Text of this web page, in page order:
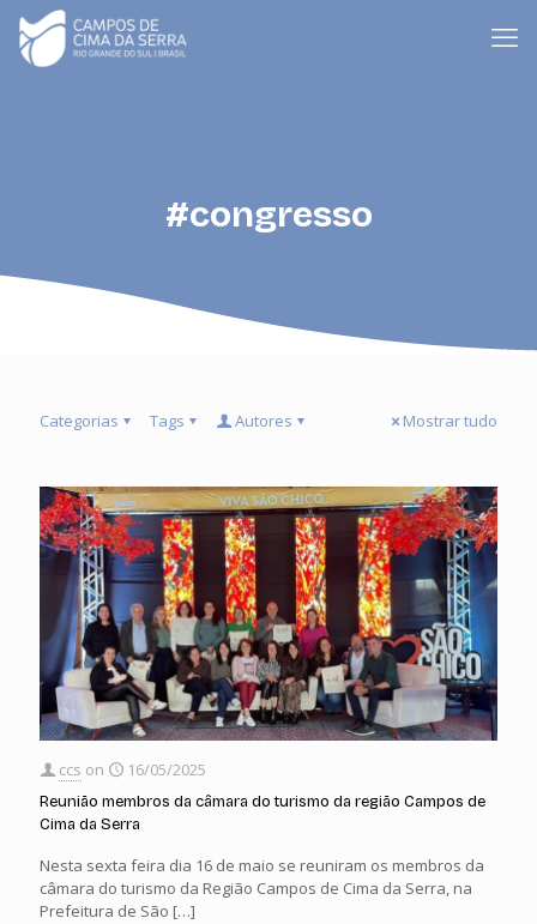
#congresso
Categorias Tags Autores Mostrar tudo
ccs on 16/05/2025
Reunião membros da câmara do turismo da região Campos de
Cima da Serra
Nesta sexta feira dia 16 de maio se reuniram os membros da
câmara do turismo da Região Campos de Cima da Serra, na
Prefeitura de São […]